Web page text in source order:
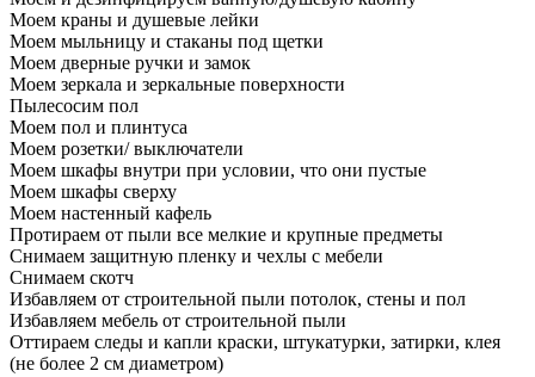
Моем краны и душевые лейки
Моем мыльницу и стаканы под щетки
Моем дверные ручки и замок
Моем зеркала и зеркальные поверхности
Пылесосим пол
Моем пол и плинтуса
Моем розетки/ выключатели
Моем шкафы внутри при условии, что они пустые
Моем шкафы сверху
Моем настенный кафель
Протираем от пыли все мелкие и крупные предметы
Снимаем защитную пленку и чехлы с мебели
Снимаем скотч
Избавляем от строительной пыли потолок, стены и пол
Избавляем мебель от строительной пыли
Оттираем следы и капли краски, штукатурки, затирки, клея
(не более 2 см диаметром)